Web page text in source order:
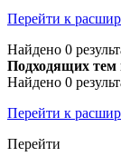
Перейти к
Найдено 0
Подходящих тем
Найдено 0
Перейти к
Перейти